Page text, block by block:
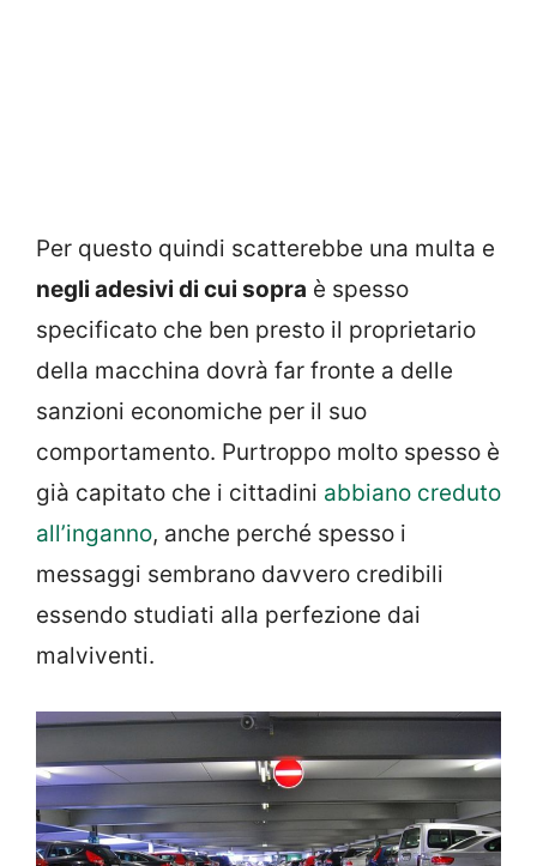
Per questo quindi scatterebbe una multa e
negli adesivi di cui sopra è spesso
specificato che ben presto il proprietario
della macchina dovrà far fronte a delle
sanzioni economiche per il suo
comportamento. Purtroppo molto spesso è
già capitato che i cittadini abbiano creduto
all’inganno, anche perché spesso i
messaggi sembrano davvero credibili
essendo studiati alla perfezione dai
malviventi.